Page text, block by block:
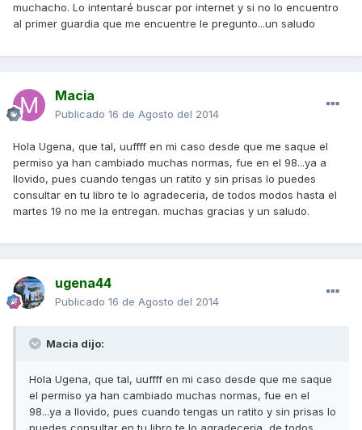
muchacho. Lo intentaré buscar por internet y si no lo encuentro
al primer guardia que me encuentre le pregunto...un saludo
Macia
Publicado 16 de Agosto del 2014
Hola Ugena, que tal, uuffff en mi caso desde que me saque el
permiso ya han cambiado muchas normas, fue en el 98...ya a
llovido, pues cuando tengas un ratito y sin prisas lo puedes
consultar en tu libro te lo agradeceria, de todos modos hasta el
martes 19 no me la entregan. muchas gracias y un saludo.
ugena44
Publicado 16 de Agosto del 2014
Macia dijo:
Hola Ugena, que tal, uuffff en mi caso desde que me saque
el permiso ya han cambiado muchas normas, fue en el
98...ya a llovido, pues cuando tengas un ratito y sin prisas lo